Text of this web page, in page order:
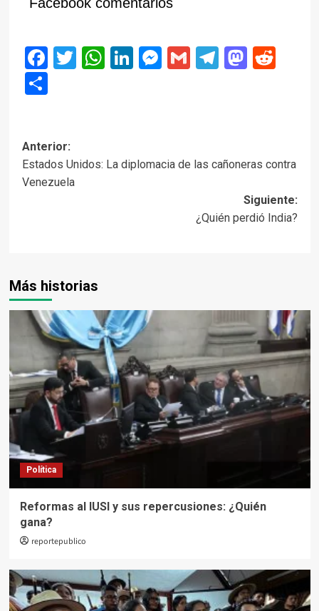
Facebook
Twitter
WhatsApp
LinkedIn
Messenger
GmailTelegram
Compartir
Navegación
de
Anterior:
Estados Unidos: La diplomacia de las cañoneras contra
Venezuela
Siguiente:
¿Quién perdió India?
Más historias
Política
Reformas al IUSI y sus repercusiones: ¿Quién
gana?
reportepublico